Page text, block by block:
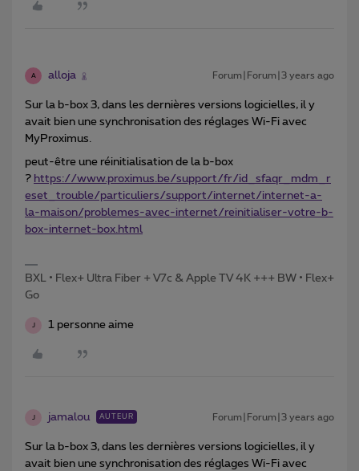
A alloja Forum|Forum|3 years ago
Sur la b-box 3, dans les dernières versions logicielles, il y
avait bien une synchronisation des réglages Wi-Fi avec
MyProximus.
peut-être une réinitialisation de la b-box
? https://www.proximus.be/support/fr/id_sfaqr_mdm_r
eset_trouble/particuliers/support/internet/internet-a-
la-maison/problemes-avec-internet/reinitialiser-votre-b-
box-internet-box.html
BXL • Flex+ Ultra Fiber + V7c & Apple TV 4K +++ BW • Flex+
Go
1 personne aime
jamalou AUTEUR Forum|Forum|3 years ago
Sur la b-box 3, dans les dernières versions logicielles, il y
avait bien une synchronisation des réglages Wi-Fi avec